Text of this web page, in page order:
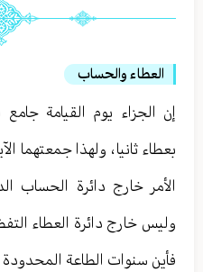
العطاء والحساب
إن الجزاء يوم القيامة
بعطاء ثانيا ، ولهذا جمعتهما
الأمر خارج دائرة الحساب
وليس خارج دائرة العطاء
فأين سنوات الطاعة المحدودة